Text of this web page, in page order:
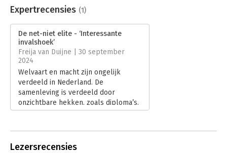
Uitgever:
Amsterdam University Press
Verschijningsdatum:
Hoofdrubriek: Mens en maatschappij
Expertrecensies (1)
De net-niet elite - ‘Interessante
invalshoek’
Freija van Duijne | 30 september
2024
Welvaart en macht zijn ongelijk
verdeeld in Nederland. De
samenleving is verdeeld door
onzichtbare hekken, zoals diploma’s.
Aan de goede kant zijn mensen
gelukkiger. De andere kant is een
gevreesde plek waar op neer wordt
Lezersrecensies